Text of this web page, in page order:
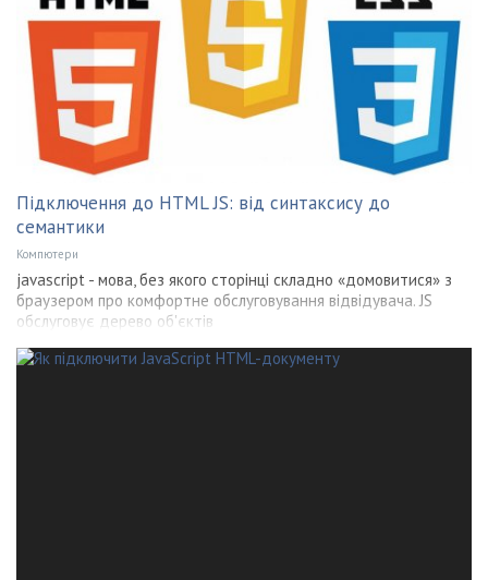
Підключення до HTML JS: від синтаксису до
семантики
Компютери
jаvascript - мова, без якого сторінці складно «домовитися» з
браузером про комфортне обслуговування відвідувача. JS
обслуговує дерево об'єктів